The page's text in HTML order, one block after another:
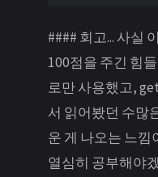
#### 회고... 사실
100점을 주긴 힘
로만 사용했고,
서 읽어봤던 수많
운 게 나오는 느낌
열심히 공부해야